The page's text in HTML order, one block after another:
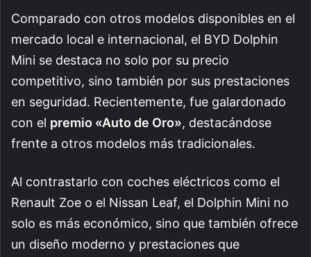
Comparado con otros modelos disponibles en el
mercado local e internacional, el BYD Dolphin
Mini se destaca no solo por su precio
competitivo, sino también por sus prestaciones
en seguridad. Recientemente, fue galardonado
con el premio «Auto de Oro», destacándose
frente a otros modelos más tradicionales.
Al contrastarlo con coches eléctricos como el
Renault Zoe o el Nissan Leaf, el Dolphin Mini no
solo es más económico, sino que también ofrece
un diseño moderno y prestaciones que